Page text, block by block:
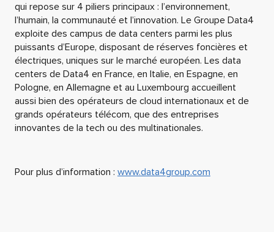
qui repose sur 4 piliers principaux : l’environnement,
l’humain, la communauté et l’innovation. Le Groupe Data4
exploite des campus de data centers parmi les plus
puissants d’Europe, disposant de réserves foncières et
électriques, uniques sur le marché européen. Les data
centers de Data4 en France, en Italie, en Espagne, en
Pologne, en Allemagne et au Luxembourg accueillent
aussi bien des opérateurs de cloud internationaux et de
grands opérateurs télécom, que des entreprises
innovantes de la tech ou des multinationales.
Pour plus d’information : www.data4group.com